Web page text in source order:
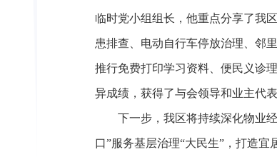
临时党小组组长，他重点分享了我
患排查、电动自行车停放治理、邻
推行免费打印学习资料、便民义诊
异成绩，获得了与会领导和业主代表
下一步，我区将持续深化物业
口”服务基层治理“大民生”，打造宜